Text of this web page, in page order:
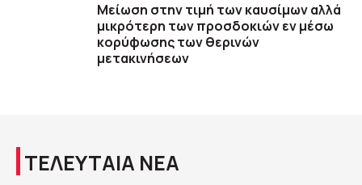
Μείωση στην τιμή των καυσίμων αλλά
μικρότερη των προσδοκιών εν μέσω
κορύφωσης των θερινών
μετακινήσεων
ΤΕΛΕΥΤΑΙΑ ΝΕΑ